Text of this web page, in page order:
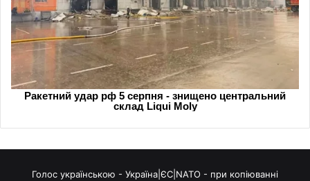
Голос українською - Україна|ЄС|NATO - при копіюванні